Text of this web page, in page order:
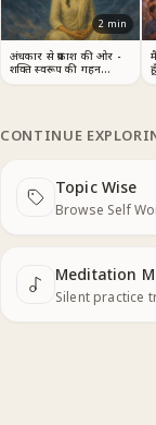
2 min
अंधकार से प्रकाश की ओर -
शक्ति स्वरूप की गहन
अनुभूति
हूँ
CONTINUE
Topic Wise
Browse Self
Next
Meditation
Silent practice
Next